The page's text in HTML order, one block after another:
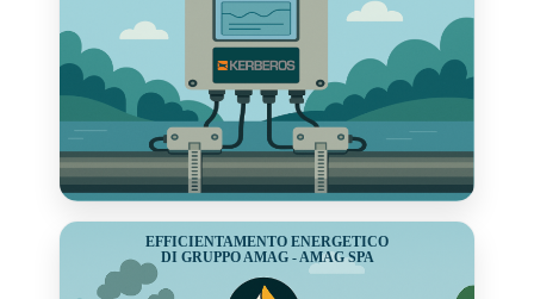
EFFICIENTAMENTO ENERGETICO
DI GRUPPO AMAG - AMAG SPA